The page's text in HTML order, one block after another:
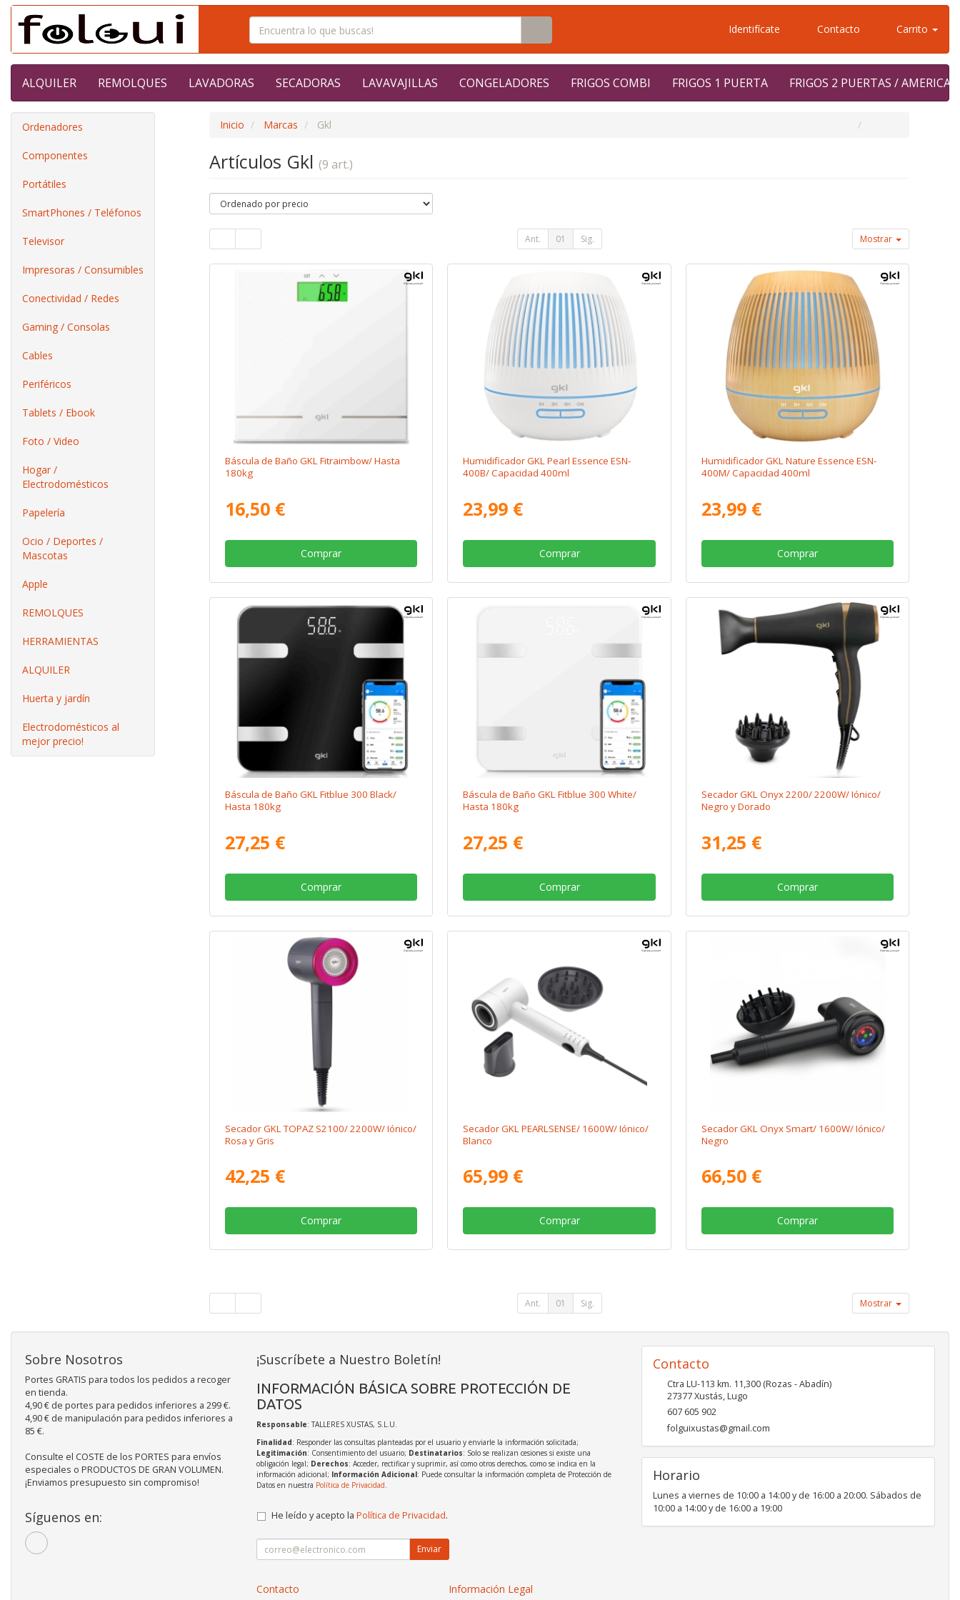
Identifícate Contacto Carrito
ALQUILER REMOLQUES LAVADORAS SECADORAS LAVAVAJILLAS CONGELADORES FRIGOS COMBI FRIGOS 1 PUERTA FRIGOS 2 PUERTAS /
Ordenadores
Componentes
Portátiles
SmartPhones / Teléfonos
Televisor
Impresoras / Consumibles
Conectividad / Redes
Gaming / Consolas
Cables
Periféricos
Tablets / Ebook
Foto / Video
Hogar /
Electrodomésticos
Papelería
Ocio / Deportes /
Mascotas
Apple
REMOLQUES
HERRAMIENTAS
ALQUILER
Huerta y jardín
Electrodomésticos al
mejor precio!
Inicio Marcas Gkl
Artículos Gkl (9 art.)
Ant. 01 Sig. Mostrar
Báscula de Baño GKL Fitraimbow/ Hasta
180kg
16,50 €
Comprar
Humidificador GKL Pearl Essence ESN-
400B/ Capacidad 400ml
23,99 €
Comprar
Humidificador GKL Nature Essence ESN-
400M/ Capacidad 400ml
23,99 €
Comprar
Báscula de Baño GKL Fitblue 300 Black/
Hasta 180kg
27,25 €
Comprar
Báscula de Baño GKL Fitblue 300 White/
Hasta 180kg
27,25 €
Comprar
Secador GKL Onyx 2200/ 2200W/ Iónico/
Negro y Dorado
31,25 €
Comprar
Secador GKL TOPAZ S2100/ 2200W/ Iónico/
Rosa y Gris
42,25 €
Comprar
Secador GKL PEARLSENSE/ 1600W/ Iónico/
Blanco
65,99 €
Comprar
Secador GKL Onyx Smart/ 1600W/ Iónico/
Negro
66,50 €
Comprar
Ant. 01 Sig. Mostrar
Sobre Nosotros
Portes GRATIS para todos los pedidos a recoger
en tienda.
4,90 € de portes para pedidos inferiores a 299 €.
4,90 € de manipulación para pedidos inferiores a
85 €.
Consulte el COSTE de los PORTES para envíos
especiales o PRODUCTOS DE GRAN VOLUMEN.
¡Enviamos presupuesto sin compromiso!
Síguenos en:
¡Suscríbete a Nuestro Boletín!
INFORMACIÓN BÁSICA SOBRE PROTECCIÓN DE
DATOS
Responsable: TALLERES XUSTAS, S.L.U.
Finalidad: Responder las consultas planteadas por el usuario y enviarle la información solicitada;
Legitimación: Consentimiento del usuario; Destinatarios: Solo se realizan cesiones si existe una
obligación legal; Derechos: Acceder, rectificar y suprimir, así como otros derechos, como se indica en la
información adicional; Información Adicional: Puede consultar la información completa de Protección de
Datos en nuestra Política de Privacidad.
He leído y acepto la Política de Privacidad.
Enviar
Contacto
Información Legal
Contacto
Ctra LU-113 km. 11,300 (Rozas - Abadín)
27377Xustás,Lugo
607 605 902
folguixustas@gmail.com
Horario
Lunes a viernes de 10:00 a 14:00 y de 16:00 a 20:00. Sábados de
10:00 a 14:00 y de 16:00 a 19:00